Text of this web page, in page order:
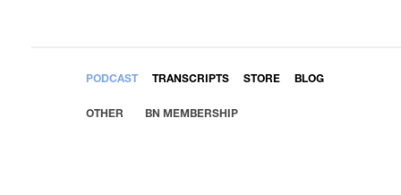
PODCAST TRANSCRIPTS STORE BLOG
OTHER BN MEMBERSHIP